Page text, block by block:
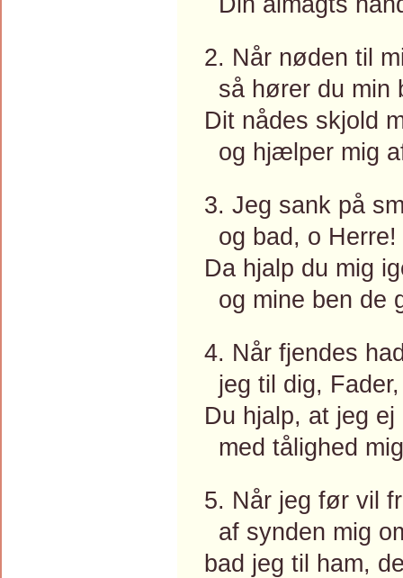
2. Når nøden til
så hører du min
Dit nådes skjold
og hjælper mig
3. Jeg sank på
og bad, o
Da hjalp du mig
og mine ben de
4. Når fjendes
jeg til dig,
Du hjalp, at jeg
med tålighed
5. Når jeg før vil
af synden mig
bad jeg til ham,